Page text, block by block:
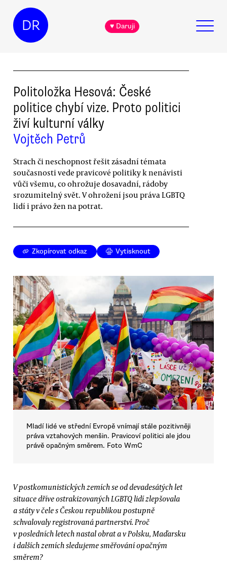
DR ♥ Daruji
Politoložka Hesová: České
politice chybí vize. Proto politici
živí kulturní války
Vojtěch Petrů
Strach či neschopnost řešit zásadní témata
současnosti vede pravicové politiky k nenávisti
vůči všemu, co ohrožuje dosavadní, rádoby
srozumitelný svět. V ohrožení jsou práva LGBTQ
lidí i právo žen na potrat.
Zkopírovat odkaz Vytisknout
Mladí lidé ve střední Evropě vnímají stále pozitivněji
práva vztahových menšin. Pravicoví politici ale jdou
právě opačným směrem. Foto WmC
V postkomunistických zemích se od devadesátých let
situace dříve ostrakizovaných LGBTQ lidí zlepšovala
a státy v čele s Českou republikou postupně
schvalovaly registrovaná partnerství. Proč
v posledních letech nastal obrat a v Polsku, Maďarsku
i dalších zemích sledujeme směřování opačným
směrem?